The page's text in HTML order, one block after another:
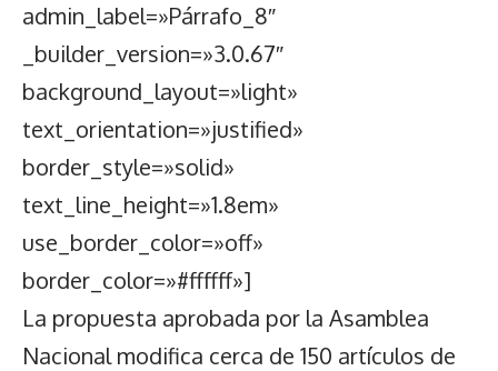
admin_label=»Párrafo_8″
_builder_version=»3.0.67″
background_layout=»light»
text_orientation=»justified»
border_style=»solid»
text_line_height=»1.8em»
use_border_color=»off»
border_color=»#ffffff»]
La propuesta aprobada por la Asamblea
Nacional modifica cerca de 150 artículos de